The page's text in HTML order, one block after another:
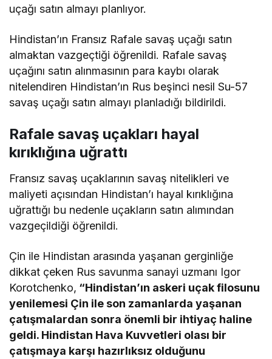
uçağı satın almayı planlıyor.
Hindistan’ın Fransız Rafale savaş uçağı satın
almaktan vazgeçtiği öğrenildi. Rafale savaş
uçağını satın alınmasının para kaybı olarak
nitelendiren Hindistan’ın Rus beşinci nesil Su-57
savaş uçağı satın almayı planladığı bildirildi.
Rafale savaş uçakları hayal
kırıklığına uğrattı
Fransız savaş uçaklarının savaş nitelikleri ve
maliyeti açısından Hindistan’ı hayal kırıklığına
uğrattığı bu nedenle uçakların satın alımından
vazgeçildiği öğrenildi.
Çin ile Hindistan arasında yaşanan gerginliğe
dikkat çeken Rus savunma sanayi uzmanı Igor
Korotchenko, “Hindistan’ın askeri uçak filosunu
yenilemesi Çin ile son zamanlarda yaşanan
çatışmalardan sonra önemli bir ihtiyaç haline
geldi. Hindistan Hava Kuvvetleri olası bir
çatışmaya karşı hazırlıksız olduğunu